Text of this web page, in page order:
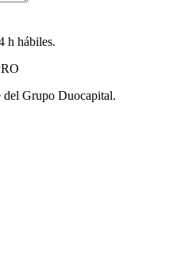
h hábiles.
Grupo Duocapital.